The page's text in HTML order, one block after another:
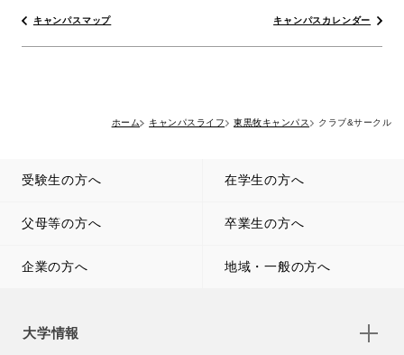
キャンパスマップ キャンパスカレンダー
ホーム キャンパスライフ 東黒牧キャンパス クラブ&サークル
受験生の方へ 在学生の方へ
父母等の方へ 卒業生の方へ
企業の方へ 地域・一般の方へ
大学情報